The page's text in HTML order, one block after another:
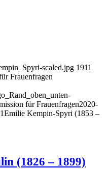
scaled.jpg 1911
Frauenfragen
für Frauenfragen2020-
Emilie Kempin-Spyri (1853 –
(1826 – 1899)